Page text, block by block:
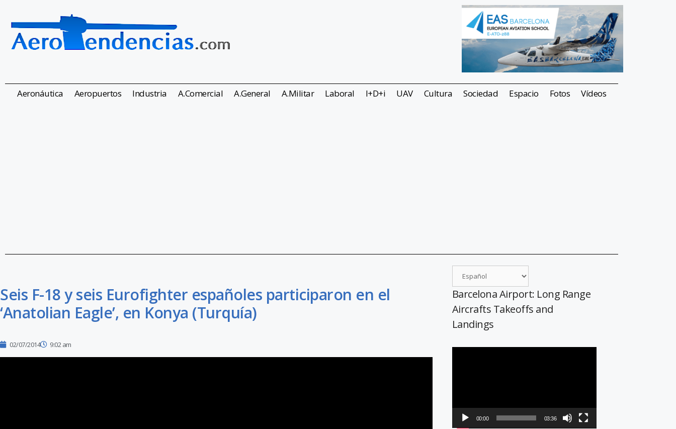
Aeronáutica Aeropuertos Industria A.Comercial A.General A.Militar Laboral I+D+i UAV Cultura Sociedad Espacio Fotos Vídeos
Seis F-18 y seis Eurofighter españoles participaron en el
‘Anatolian Eagle’, en Konya (Turquía)
02/07/2014 9:02 am
Barcelona Airport: Long Range
Aircrafts Takeoffs and
Landings
00:00 03:36